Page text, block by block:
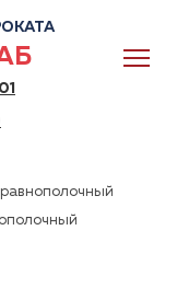
равнополочный